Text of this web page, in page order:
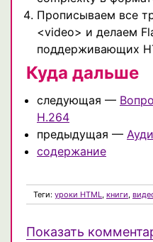
Прописываем все
<video> и делаем
поддерживающих
Куда дальше
следующая —
H.264
предыдущая —
содержание
Теги: уроки HTML, книги,
Показать